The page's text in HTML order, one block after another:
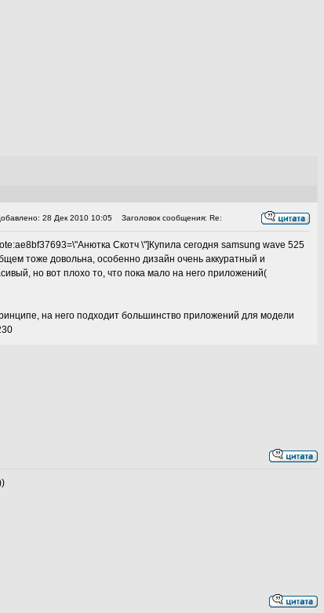
28 Дек 2010 10:05 Заголовок сообщения: Re:
Скотч \"]Купила сегодня samsung wave 525
тоже довольна, особенно дизайн очень аккуратный и
но вот плохо то, что пока мало на него приложений(
на него подходит большинство приложений для модели